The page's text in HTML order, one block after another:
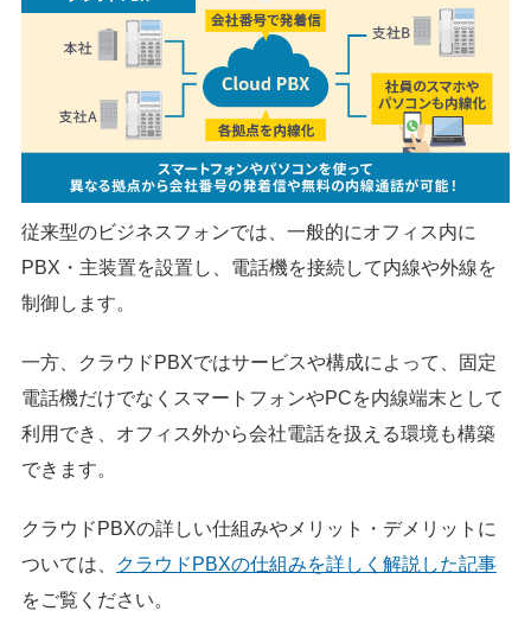
従来型のビジネスフォンでは、一般的にオフィス内に
PBX・主装置を設置し、電話機を接続して内線や外線を
制御します。
一方、クラウドPBXではサービスや構成によって、固定
電話機だけでなくスマートフォンやPCを内線端末として
利用でき、オフィス外から会社電話を扱える環境も構築
できます。
クラウドPBXの詳しい仕組みやメリット・デメリットに
ついては、
クラウドPBXの仕組みを詳しく解説した記事
をご覧ください。